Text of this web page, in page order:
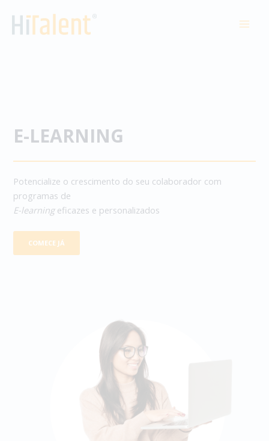
content
E-LEARNING
Potencialize o crescimento do seu colaborador com
programas de
E-learningeficazes e personalizados
COMECE JÁ